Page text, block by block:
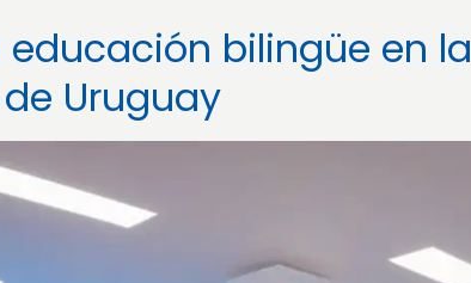
educación bilingüe en la
Uruguay